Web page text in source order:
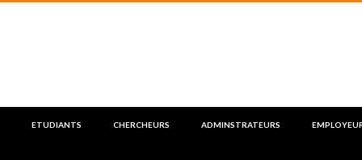
ETUDIANTS CHERCHEURS ADMINSTRATEURS